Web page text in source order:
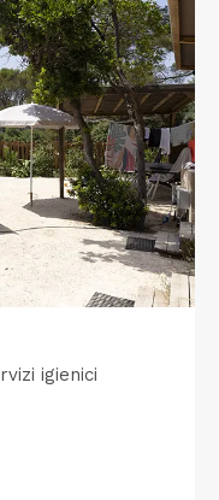
igienici